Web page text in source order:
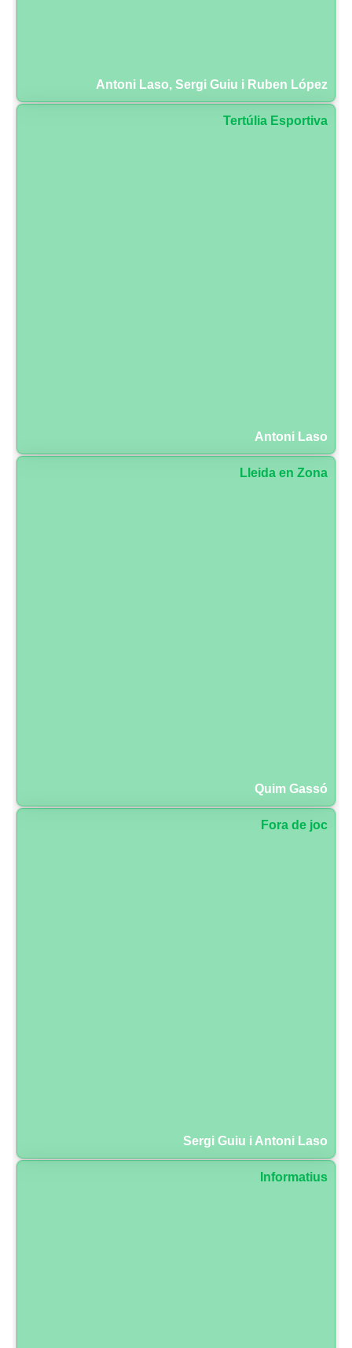
Antoni Laso, Sergi Guiu i Ruben López
Tertúlia Esportiva
Antoni Laso
Lleida en Zona
Quim Gassó
Fora de joc
Sergi Guiu i Antoni Laso
Informatius